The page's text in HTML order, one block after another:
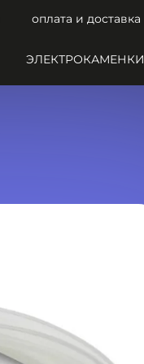
оплата и доставка
ЭЛЕКТРОКАМЕНКИ